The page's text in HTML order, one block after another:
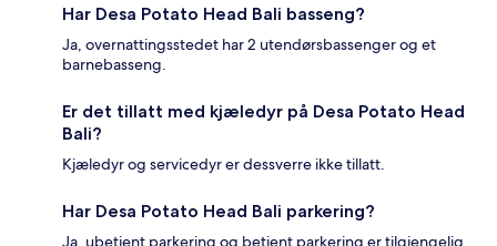
Har Desa Potato Head Bali basseng?
Ja, overnattingsstedet har 2 utendørsbassenger og et
barnebasseng.
Er det tillatt med kjæledyr på Desa Potato Head
Bali?
Kjæledyr og servicedyr er dessverre ikke tillatt.
Har Desa Potato Head Bali parkering?
Ja, ubetjent parkering og betjent parkering er tilgjengelig